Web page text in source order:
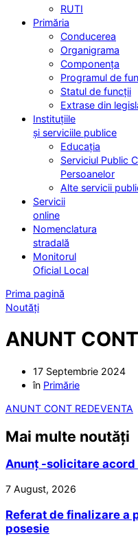
RUTI
Primăria
Conducerea
Organigrama
Componența
Programul de
Statul de funcții
Extrase din
Instituțiile
și serviciile publice
Educația
Serviciul Public
Persoanelor
Alte servicii
Servicii
online
Nomenclatura
stradală
Monitorul
Oficial Local
Prima pagină
Noutăți
ANUNT
17 Septembrie 2024
în Primărie
ANUNT CONT REDEVENTA
Mai multe noutăți
Anunț -solicitare acord
7 August, 2026
Referat de finalizare a
posesie